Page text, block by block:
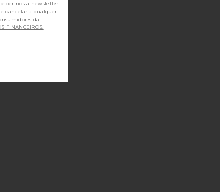
nossa newsletter
cancelar a qualquer
FINANCEIROS.